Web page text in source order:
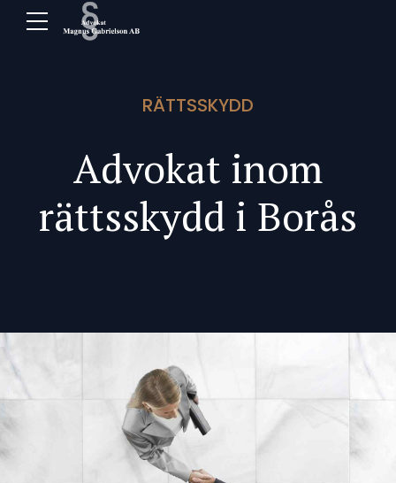
RÄTTSSKYDD
Advokat inom
rättsskydd i Borås